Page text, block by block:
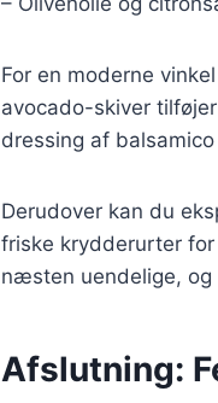
For en moderne
avocado-skiver
dressing af
Derudover kan du
friske krydderurter
næsten uendelige,
Afslutning: